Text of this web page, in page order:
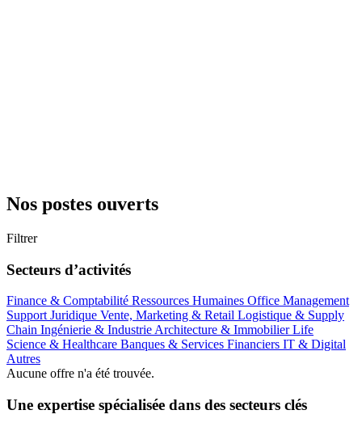
Nos postes ouverts
Filtrer
Secteurs d’activités
Finance & Comptabilité Ressources Humaines Office Management
SupportJuridique Vente, Marketing & Retail Logistique & Supply
Chain Ingénierie & IndustrieArchitecture & ImmobilierLife
Science & Healthcare Banques & Services Financiers IT & Digital
Autres
Aucune offre n'a été trouvée.
Une expertise spécialisée dans des secteurs clés